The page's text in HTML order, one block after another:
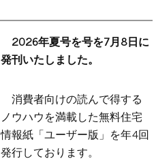
2026年夏号を号を7月8日に
発刊いたしました。
消費者向けの読んで得する
ノウハウを満載した無料住宅
情報紙「ユーザー版」を年4回
発行しております。